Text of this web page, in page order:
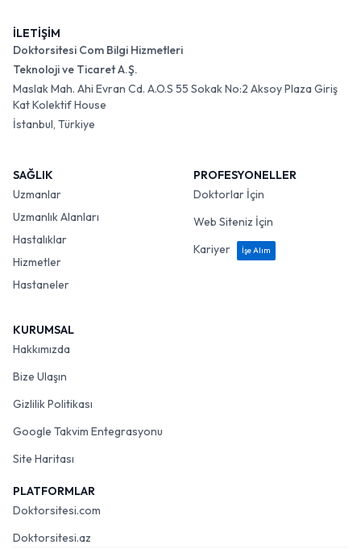
İLETİŞİM
Doktorsitesi Com Bilgi Hizmetleri
Teknoloji ve Ticaret A.Ş.
Maslak Mah. Ahi Evran Cd. A.O.S 55 Sokak No:2 Aksoy Plaza Giriş
Kat Kolektif House
İstanbul, Türkiye
SAĞLIK
Uzmanlar
Uzmanlık Alanları
Hastalıklar
Hizmetler
Hastaneler
PROFESYONELLER
Doktorlar İçin
Web Siteniz İçin
Kariyer
İşe Alım
KURUMSAL
Hakkımızda
Bize Ulaşın
Gizlilik Politikası
Google Takvim Entegrasyonu
Site Haritası
PLATFORMLAR
Doktorsitesi.com
Doktorsitesi.az